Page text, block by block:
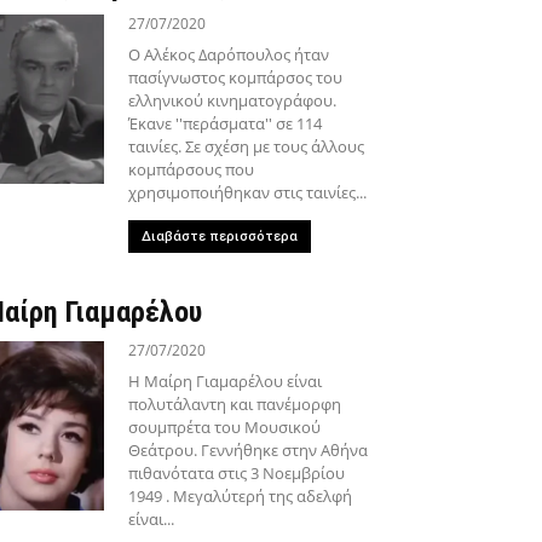
27/07/2020
Ο Αλέκος Δαρόπουλος ήταν
πασίγνωστος κομπάρσος του
ελληνικού κινηματογράφου.
Έκανε ''περάσματα'' σε 114
ταινίες. Σε σχέση με τους άλλους
κομπάρσους που
χρησιμοποιήθηκαν στις ταινίες...
Διαβάστε περισσότερα
Γιαμαρέλου
27/07/2020
Η Μαίρη Γιαμαρέλου είναι
πολυτάλαντη και πανέμορφη
σουμπρέτα του Μουσικού
Θεάτρου. Γεννήθηκε στην Αθήνα
πιθανότατα στις 3 Νοεμβρίου
1949 . Μεγαλύτερή της αδελφή
είναι...